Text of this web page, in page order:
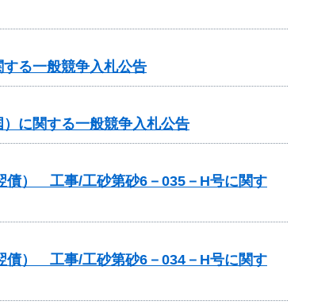
る一般競争入札公告
に関する一般競争入札公告
債） 工事/工砂第砂6－035－H号に関す
債） 工事/工砂第砂6－034－H号に関す